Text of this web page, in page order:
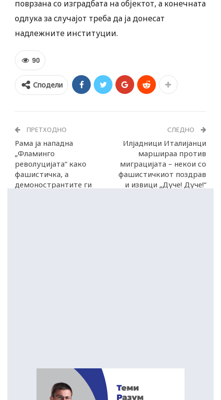
поврзана со изградбата на објектот, а конечната
одлука за случајот треба да ја донесат
надлежните институции.
90
Сподели
ПРЕТХОДНО
Рама ја нападна
„Фламинго
револуцијата“ како
фaшистичка, а
демонострантите ги
СЛЕДНО
Илјадници Италијанци
маршираа против
миграцијата – некои со
фашистичкиот поздрав
и извици „Дуче! Дуче!“